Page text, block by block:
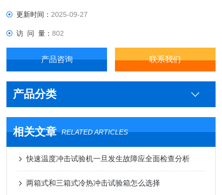
更新时间： 2025-09-27
访 问 量：802
产品咨询 联系我们
产品分类
相关文章 RELATED ARTICLES
快速温度冲击试验机一旦发生故障应全面检查分析
两箱式和三箱式冷热冲击试验箱怎么选择